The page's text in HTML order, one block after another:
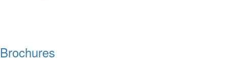
Brochures